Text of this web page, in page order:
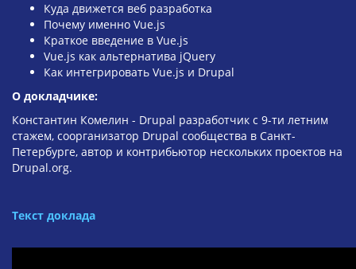
Куда движется веб разработка
Почему именно Vue.js
Краткое введение в Vue.js
Vue.js как альтернатива jQuery
Как интегрировать Vue.js и Drupal
О докладчике:
Константин Комелин - Drupal разработчик с 9-ти летним
стажем, соорганизатор Drupal сообщества в Санкт-
Петербурге, автор и контрибьютор нескольких проектов на
Drupal.org.
Текст доклада